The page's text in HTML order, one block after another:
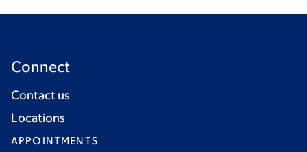
Connect
Contact us
Locations
APPOINTMENTS